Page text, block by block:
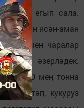
егып сала.
исән-аман
өчен чаралар
әзерләдек.
– 10 мең тонна
өстәп, кукуруз